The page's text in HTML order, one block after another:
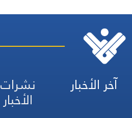
آخر الأخبار نشرات
الأخبار